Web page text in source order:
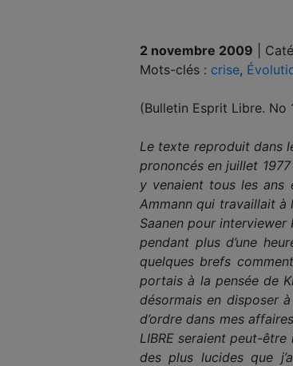
2 novembre 2009
Mots-clés : crise,
(Bulletin Esprit Libre. No
Le texte reproduit dans
prononcés en juillet
y venaient tous les ans
Ammann qui travaillait à
Saanen pour interviewer
pendant plus d’une
quelques brefs
portais à la pensée de
désormais en disposer
d’ordre dans mes
LIBRE seraient peut-
des plus lucides que